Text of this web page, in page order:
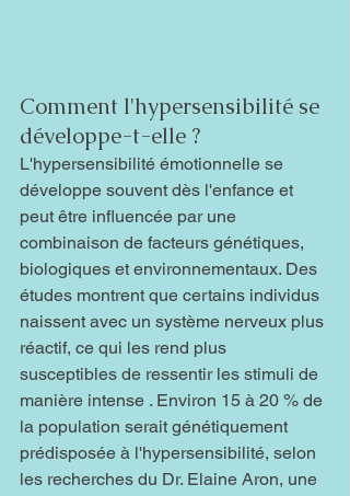
Comment l'hypersensibilité se
développe-t-elle ?
L'hypersensibilité émotionnelle se
développe souvent dès l'enfance et
peut être influencée par une
combinaison de facteurs génétiques,
biologiques et environnementaux. Des
études montrent que certains individus
naissent avec un système nerveux plus
réactif, ce qui les rend plus
susceptibles de ressentir les stimuli de
manière intense . Environ 15 à 20 % de
la population serait génétiquement
prédisposée à l'hypersensibilité, selon
les recherches du Dr. Elaine Aron, une